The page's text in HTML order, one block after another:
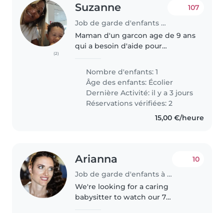
(2)
Suzanne
Job de garde d'enfants à Luxembourg
107
Maman d'un garcon age de 9 ans
qui a besoin d'aide pour
les mardi et jeudi a partir de 16h.
Mum of a 9 years old boy
looking..
Nombre d'enfants: 1
Âge des enfants: Écolier
Dernière Activité: il y a 3 jours
Réservations vérifiées: 2
15,00 €/heure
Arianna
Job de garde d'enfants à Luxembourg
10
We're looking for a caring
babysitter to watch our 7